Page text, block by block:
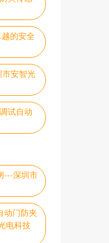
的安全
安智光
试自动
---深圳市
动门防夹
电科技